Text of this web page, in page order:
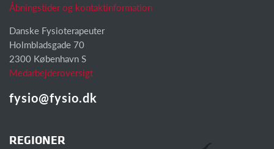
Åbningstider og kontaktinformation
Danske Fysioterapeuter
Holmbladsgade 70
2300 København S
Medarbejderoversigt
fysio@fysio.dk
REGIONER